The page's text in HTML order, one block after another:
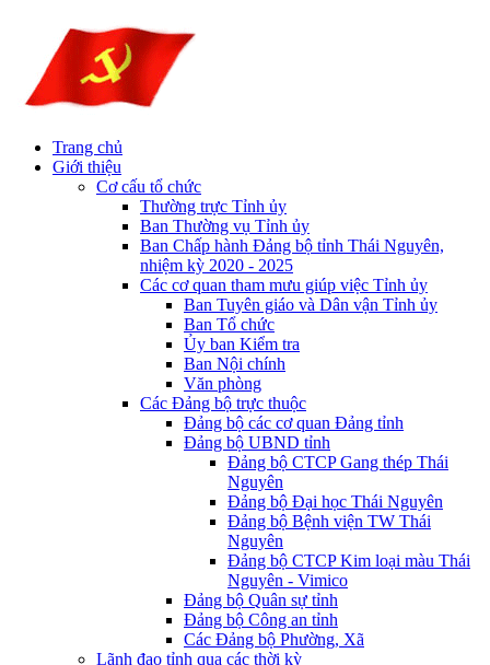
Trang chủ
Giới thiệu
Cơ cấu tổ chức
Thường trực Tỉnh ủy
Ban Thường vụ Tỉnh ủy
Ban Chấp hành Đảng bộ tỉnh Thái Nguyên,
nhiệm kỳ 2020 - 2025
Các cơ quan tham mưu giúp việc Tỉnh ủy
Ban Tuyên giáo và Dân vận Tỉnh ủy
Ban Tổ chức
Ủy ban Kiểm tra
Ban Nội chính
Văn phòng
Các Đảng bộ trực thuộc
Đảng bộ các cơ quan Đảng tỉnh
Đảng bộ UBND tỉnh
Đảng bộ CTCP Gang thép Thái
Nguyên
Đảng bộ Đại học Thái Nguyên
Đảng bộ Bệnh viện TW Thái
Nguyên
Đảng bộ CTCP Kim loại màu Thái
Nguyên - Vimico
Đảng bộ Quân sự tỉnh
Đảng bộ Công an tỉnh
Các Đảng bộ Phường, Xã
Lãnh đạo tỉnh qua các thời kỳ